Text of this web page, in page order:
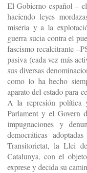
El Gobierno español –
haciendo leyes
miseria y a la
guerra sucia contra el
fascismo recalcitrante
pasiva (cada vez más
sus diversas
como lo ha hecho
aparato del estado para
A la represión política
Parlament y el Govern
impugnaciones y
democráticas
Transitorietat, la Llei
Catalunya, con el
exprese y decida su